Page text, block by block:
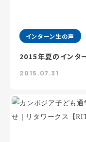
インターン生の声
2015年夏のインタ
2015.07.31